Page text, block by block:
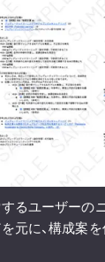
るユーザーの
元に、構成案を